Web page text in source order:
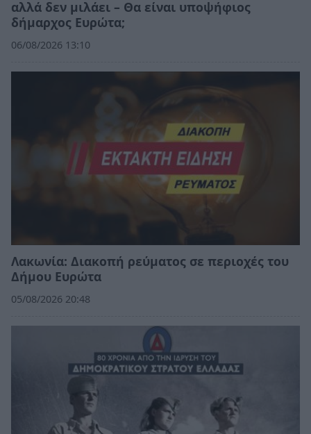
αλλά δεν μιλάει – Θα είναι υποψήφιος
δήμαρχος Ευρώτα;
06/08/2026 13:10
Λακωνία: Διακοπή ρεύματος σε περιοχές του
Δήμου Ευρώτα
05/08/2026 20:48